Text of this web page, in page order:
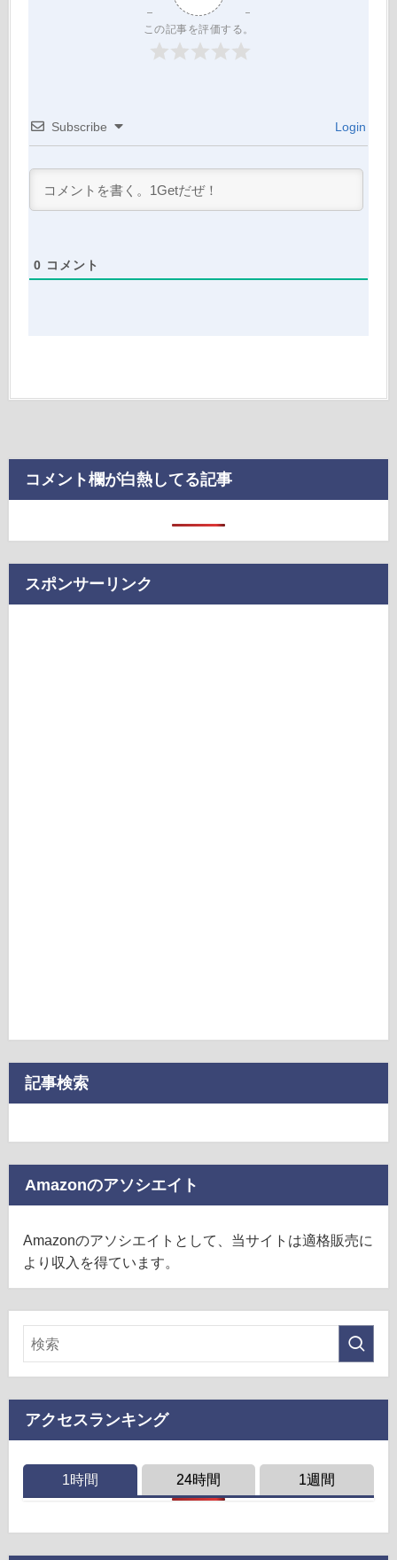
この記事を評価する。
Subscribe Login
0 コメント
コメント欄が白熱してる記事
スポンサーリンク
記事検索
Amazonのアソシエイト
Amazonのアソシエイトとして、当サイトは適格販売に
より収入を得ています。
アクセスランキング
1時間 24時間 1週間